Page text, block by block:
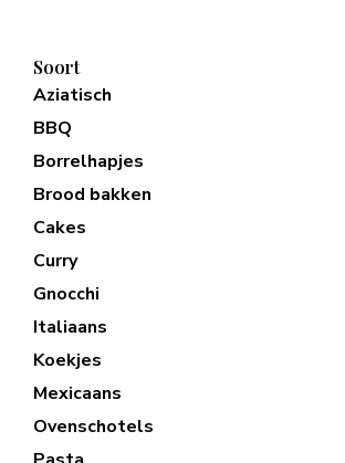
Soort
Aziatisch
BBQ
Borrelhapjes
Brood bakken
Cakes
Curry
Gnocchi
Italiaans
Koekjes
Mexicaans
Ovenschotels